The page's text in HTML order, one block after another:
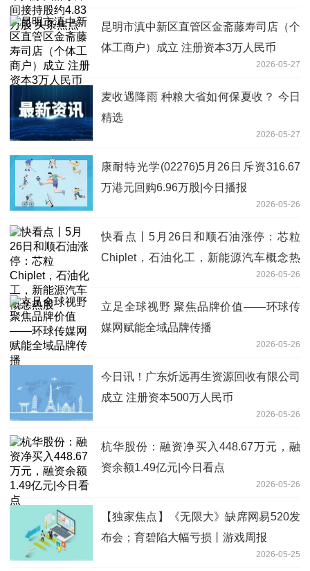
昆明市滇中新区直管区金斋藤寿司店（个
体工商户）成立 注册资本3万人民币
2026-05-27
麦收遇降雨 种粮大省如何保夏收？ 今日
精选
2026-05-27
康耐特光学(02276)5月26日斥资316.67
万港元回购6.96万股|今日播报
2026-05-26
快看点丨5月26日和顺石油涨停：芯粒
Chiplet，石油化工，新能源汽车概念热
2026-05-26
立足全球视野 聚焦品牌价值——环球传
媒网赋能全域品牌传播
2026-05-26
今日讯！广东炘远再生资源回收有限公司
成立 注册资本500万人民币
2026-05-26
杭华股份：融资净买入448.67万元，融
资余额1.49亿元|今日看点
2026-05-26
【独家焦点】《无限大》缺席网易520发
布会；育碧陷大幅亏损丨游戏周报
2026-05-25